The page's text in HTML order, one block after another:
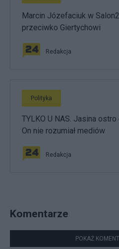
Marcin Józefaciuk w
przeciwko Giertychowi
Redakcja
Polityka
TYLKO U NAS. Jasina
On nie rozumiał mediów
Redakcja
Komentarze
POKAŻ